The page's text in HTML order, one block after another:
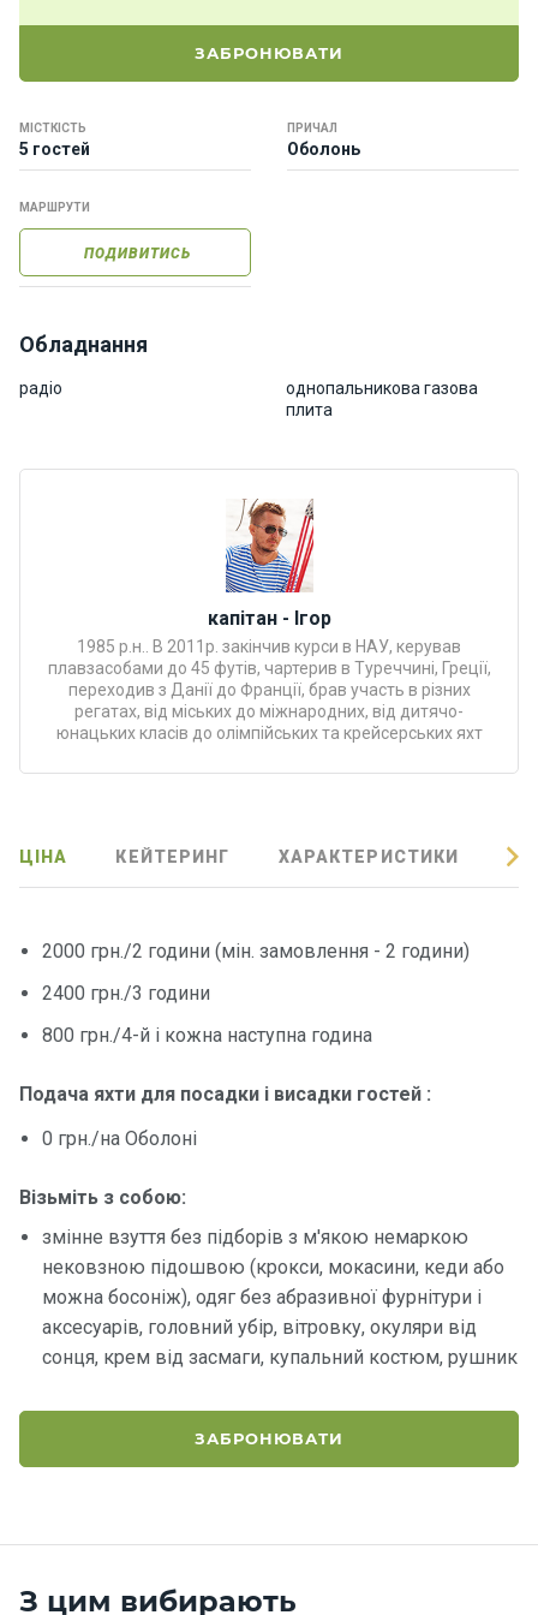
ЗАБРОНЮВАТИ
МІСТКІСТЬ
5 гостей
ПРИЧАЛ
Оболонь
МАРШРУТИ
ПОДИВИТИСЬ
Обладнання
радіо
однопальникова газова
плита
капітан - Ігор
1985 р.н.. В 2011р. закінчив курси в НАУ, керував
плавзасобами до 45 футів, чартерив в Туреччині, Греції,
переходив з Данії до Франції, брав участь в різних
регатах, від міських до міжнародних, від дитячо-
юнацьких класів до олімпійських та крейсерських яхт
ЦІНА КЕЙТЕРИНГ ХАРАКТЕРИСТИКИ
2000 грн./2 години (мін. замовлення - 2 години)
2400 грн./3 години
800 грн./4-й і кожна наступна година
Подача яхти для посадки і висадки гостей :
0 грн./на Оболоні
Візьміть з собою:
змінне взуття без підборів з м'якою немаркою
нековзною підошвою (крокси, мокасини, кеди або
можна босоніж), одяг без абразивної фурнітури і
аксесуарів, головний убір, вітровку, окуляри від
сонця, крем від засмаги, купальний костюм, рушник
ЗАБРОНЮВАТИ
З цим вибирають
і
К
а
е
р
Подару
нкові
Розваг
Річкові
янки
Контакт